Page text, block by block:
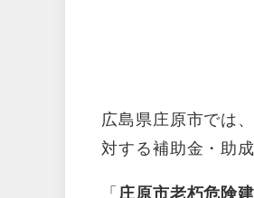
広島県庄原市では、
対する補助金・助
「 庄原市老朽危険